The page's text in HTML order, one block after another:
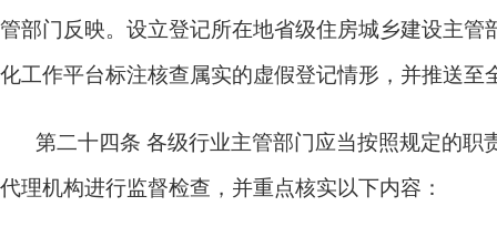
管部门反映。设立登记所在地省级住房城乡建设主
化工作平台标注核查属实的虚假登记情形，并推送
第二十四条 各级行业主管部门应当按照规定的职
代理机构进行监督检查，并重点核实以下内容：